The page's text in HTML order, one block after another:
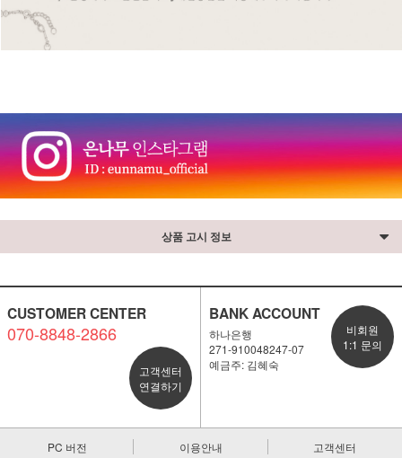
상품 고시 정보
CUSTOMER CENTER
070-8848-2866
고객센터
연결하기
BANK ACCOUNT
하나은행
271-910048247-07
예금주: 김혜숙
비회원
1:1 문의
PC 버전 이용안내 고객센터